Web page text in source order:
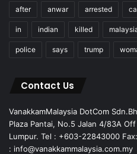
after anwar arrested
in indian killed
police says trump
Contact Us
VanakkamMalaysia DotCom
Plaza Pantai, No.5 Jalan 4/83A
Lumpur. Tel : +603-22843000
: info@vanakkammalaysia.com.my